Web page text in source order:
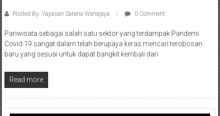
Posted By: Yayasan Sarana Wanajaya 0 Comment
Pariwisata sebagai salah satu sektor yang terdampak Pandemi
Covid-19 sangat dalam telah berupaya keras mencari terobosan
baru yang sesuai untuk dapat bangkit kembali dari
Read more